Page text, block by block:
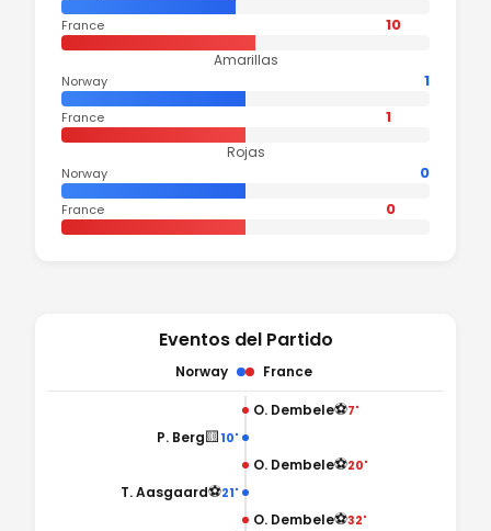
France 10
Amarillas
Norway 1
France 1
Rojas
Norway 0
France 0
Eventos del Partido
Norway France
O. Dembele⚽7'
10'
🟨
P. Berg
O. Dembele⚽20'
21'
⚽
T. Aasgaard
O. Dembele⚽32'